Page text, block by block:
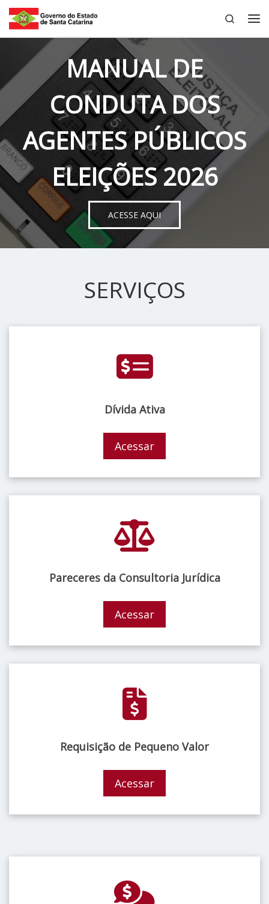
Skip to content
Search
MANUAL DE
CONDUTA DOS
AGENTES PÚBLICOS
ELEIÇÕES 2026
ACESSE AQUI
SERVIÇOS
Dívida Ativa
Acessar
Pareceres da Consultoria Jurídica
Acessar
Requisição de Pequeno Valor
Acessar